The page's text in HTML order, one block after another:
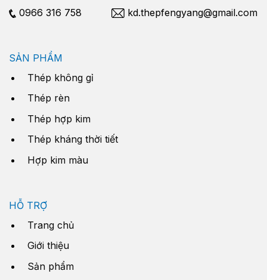
0966 316 758 kd.thepfengyang@gmail.com
SẢN PHẨM
Thép không gỉ
Thép rèn
Thép hợp kim
Thép kháng thời tiết
Hợp kim màu
HỖ TRỢ
Trang chủ
Giới thiệu
Sản phẩm